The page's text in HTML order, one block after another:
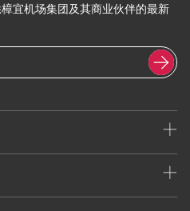
宜机场集团及其商业伙伴的最新